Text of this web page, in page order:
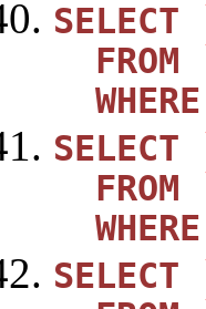
SELECT
FROM
WHERE
SELECT
FROM
WHERE
SELECT